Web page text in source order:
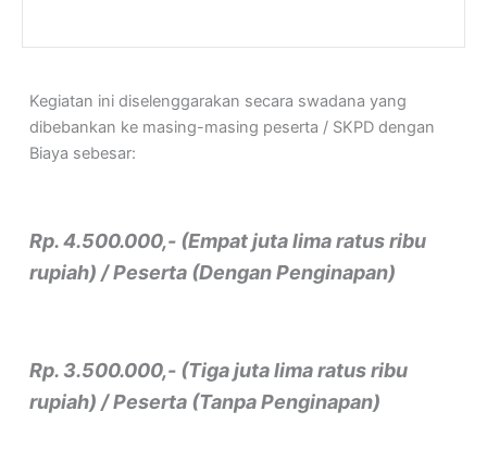
Kegiatan ini diselenggarakan secara swadana yang
dibebankan ke masing-masing peserta / SKPD dengan
Biaya sebesar:
Rp. 4.500.000,- (Empat juta lima ratus ribu
rupiah) / Peserta (Dengan Penginapan)
Rp. 3.500.000,- (Tiga juta lima ratus ribu
rupiah) / Peserta (Tanpa Penginapan)